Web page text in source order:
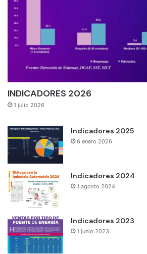
INDICADORES 2026
1 julio 2026
Indicadores 2025
6 enero 2026
Indicadores 2024
1 agosto 2024
Indicadores 2023
1 junio 2023